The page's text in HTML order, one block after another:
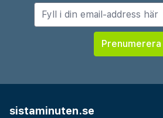
sistaminuten.se